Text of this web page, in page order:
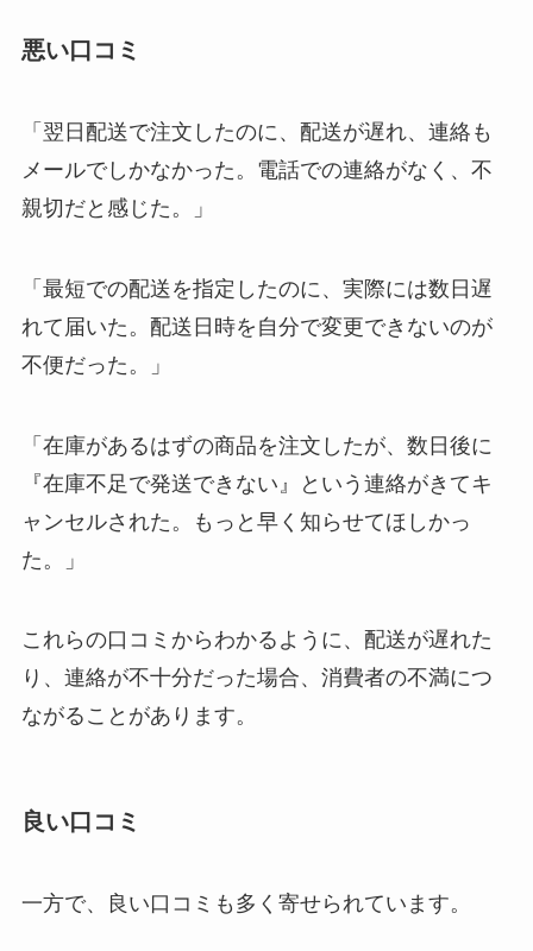
悪い口コミ
「翌日配送で注文したのに、配送が遅れ、連絡も
メールでしかなかった。電話での連絡がなく、不
親切だと感じた。」
「最短での配送を指定したのに、実際には数日遅
れて届いた。配送日時を自分で変更できないのが
不便だった。」
「在庫があるはずの商品を注文したが、数日後に
『在庫不足で発送できない』という連絡がきてキ
ャンセルされた。もっと早く知らせてほしかっ
た。」
これらの口コミからわかるように、配送が遅れた
り、連絡が不十分だった場合、消費者の不満につ
ながることがあります。
良い口コミ
一方で、良い口コミも多く寄せられています。